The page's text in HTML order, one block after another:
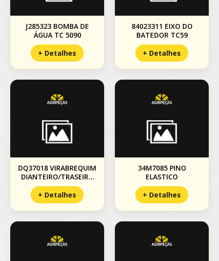
J285323 BOMBA DE
ÁGUA TC 5090
+ Detalhes
84023311 EIXO DO
BATEDOR TC59
+ Detalhes
DQ37018 VIRABREQUIM
DIANTEIRO/TRASEIRO
1550
+ Detalhes
34M7085 PINO
ELASTICO
+ Detalhes